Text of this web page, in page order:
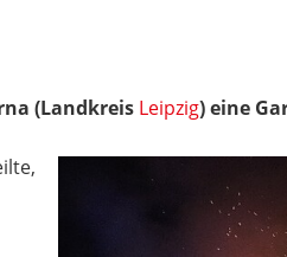
(Landkreis Leipzig) eine